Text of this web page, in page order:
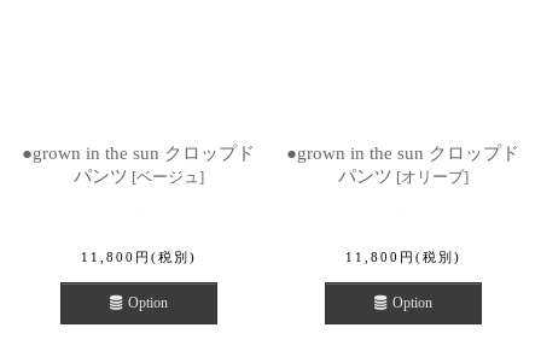
●grown in the sun クロップド
パンツ [ベージュ ]
11,800 円 (税別)
Option
●grown in the sun クロップド
パンツ [オリーブ]
11,800 円 (税別)
Option